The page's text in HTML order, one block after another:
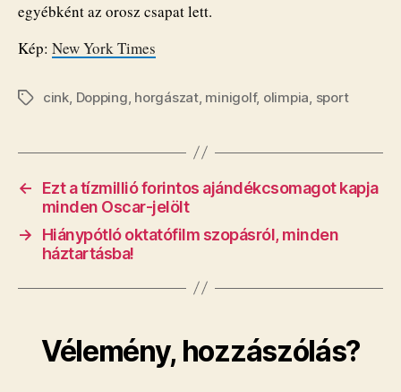
egyébként az orosz csapat lett.
Kép: New York Times
Címkék
cink, Dopping, horgászat, minigolf, olimpia, sport
←
Ezt a tízmillió forintos ajándékcsomagot kapja
minden Oscar-jelölt
→
Hiánypótló oktatófilm szopásról, minden
háztartásba!
Vélemény, hozzászólás?